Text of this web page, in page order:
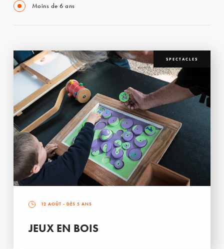
Moins de 6 ans
SPECTACLES
12 AOÛT - DÈS 5 ANS
JEUX EN BOIS